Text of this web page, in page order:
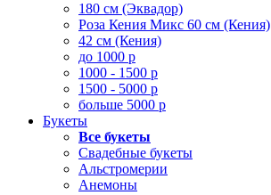
180 см (Эквадор)
Роза Кения Микс 60 см (Кения)
42 см (Кения)
до 1000 р
1000 - 1500 р
1500 - 5000 р
больше 5000 р
Букеты
Все букеты
Свадебные букеты
Альстромерии
Анемоны